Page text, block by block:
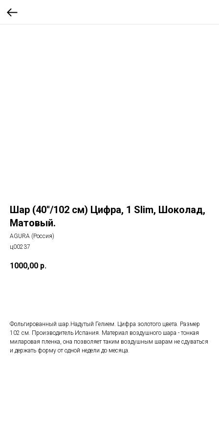
Шар (40''/102 см) Цифра, 1 Slim, Шоколад,
Матовый.
AGURA (Россия)
ц00237
1000,00 р.
Фольгированный шар.Надутый Гелием. Цифра золотого цвета. Размер
102 см. Производитель Испания. Материал воздушного шара - тонкая
миларовая пленка, она позволяет таким воздушным шарам не сдуваться
и держать форму от одной недели до месяца.